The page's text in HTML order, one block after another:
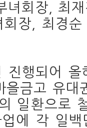
녀회장, 최
장, 최경
진행되어
을금고 유
일환으로
에 각 일